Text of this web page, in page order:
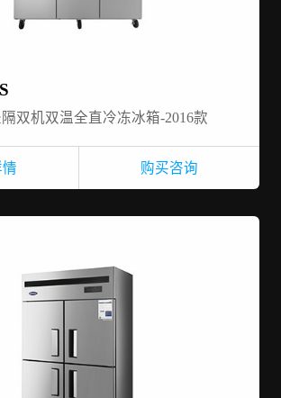
双机双温全直冷冻冰箱-2016款
购买咨询